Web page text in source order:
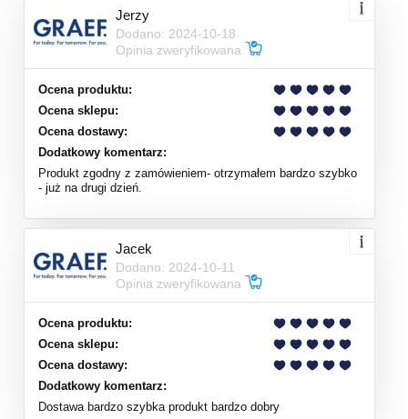
Jerzy
Dodano: 2024-10-18
Opinia zweryfikowana
Ocena produktu:
Ocena sklepu:
Ocena dostawy:
Dodatkowy komentarz:
Produkt zgodny z zamówieniem- otrzymałem bardzo szybko
- już na drugi dzień.
Jacek
Dodano: 2024-10-11
Opinia zweryfikowana
Ocena produktu:
Ocena sklepu:
Ocena dostawy:
Dodatkowy komentarz:
Dostawa bardzo szybka produkt bardzo dobry